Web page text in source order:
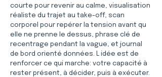
courte pour revenir au calme, visualisation
réaliste du trajet au take-off, scan
corporel pour repérer la tension avant qu
elle ne prenne le dessus, phrase clé de
recentrage pendant la vague, et journal
de bord orienté données. L idée est de
renforcer ce qui marche: votre capacité à
rester présent, à décider, puis à exécuter.